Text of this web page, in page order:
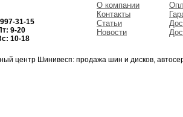
31-15
9-20
18
О компании
Контакты
Статьи
Новости
центр Шинивесп: продажа шин и дисков,